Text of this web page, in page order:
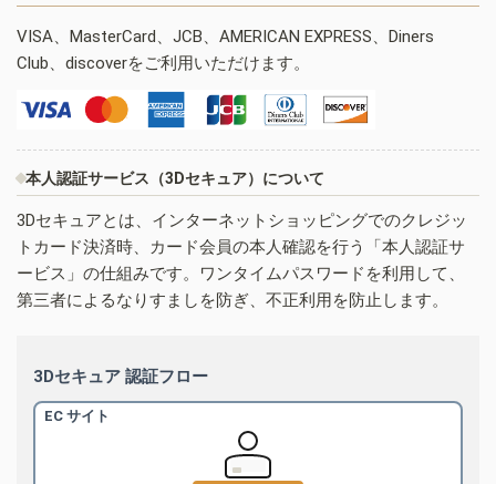
VISA、MasterCard、JCB、AMERICAN EXPRESS、Diners
Club、discoverをご利用いただけます。
本人認証サービス（3Dセキュア）について
3Dセキュアとは、インターネットショッピングでのクレジッ
トカード決済時、カード会員の本人確認を行う「本人認証サ
ービス」の仕組みです。ワンタイムパスワードを利用して、
第三者によるなりすましを防ぎ、不正利用を防止します。
3Dセキュア 認証フロー
EC サイト